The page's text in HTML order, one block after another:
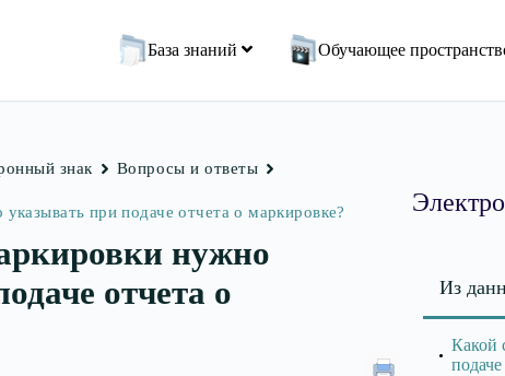
База знаний Обучающее
знак
Вопросы и ответы
при подаче отчета о маркировке?
нужно
отчета о
Из
Какой